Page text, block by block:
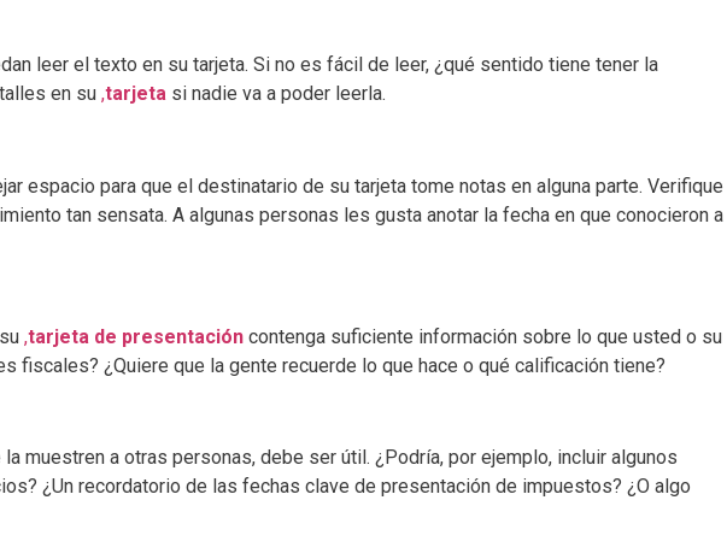
leer el texto en su tarjeta. Si no es fácil de leer, ¿qué sentido tiene tener la
en su,tarjeta si nadie va a poder leerla.
espacio para que el destinatario de su tarjeta tome notas en alguna parte. Verifique
tan sensata. A algunas personas les gusta anotar la fecha en que conocieron a
su,tarjeta de presentacióncontenga suficiente información sobre lo que usted o su
fiscales? ¿Quiere que la gente recuerde lo que hace o qué calificación tiene?
muestren a otras personas, debe ser útil. ¿Podría, por ejemplo, incluir algunos
¿Un recordatorio de las fechas clave de presentación de impuestos? ¿O algo